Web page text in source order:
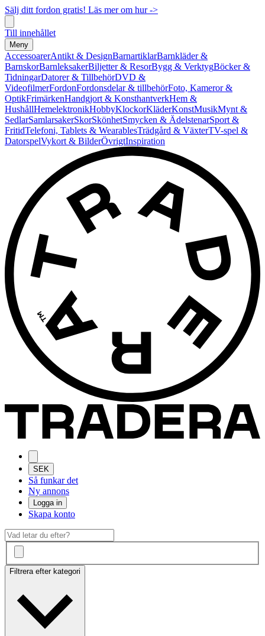
Sälj ditt fordon gratis! Läs mer om hur ->
Till innehållet
Meny
AccessoarerAntikt & DesignBarnartiklarBarnkläder &
BarnskorBarnleksakerBiljetter & ResorBygg & VerktygBöcker &
TidningarDatorer & TillbehörDVD &
VideofilmerFordonFordonsdelar & tillbehörFoto, Kameror &
OptikFrimärkenHandgjort & KonsthantverkHem &
HushållHemelektronikHobbyKlockorKläderKonstMusikMynt &
SedlarSamlarsakerSkorSkönhetSmycken & ÄdelstenarSport &
FritidTelefoni, Tablets & WearablesTrädgård & VäxterTV-spel &
DatorspelVykort & BilderÖvrigtInspiration
SEK
Så funkar det
Ny annons
Logga in
Skapa konto
Filtrera efter kategori